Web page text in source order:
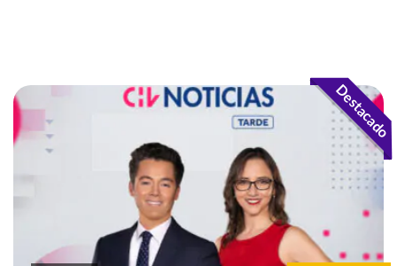
Destacado